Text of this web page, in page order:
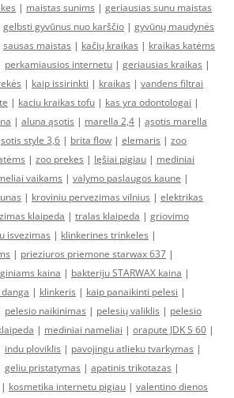
| maistas sunims | geriausias sunu maistas
gelbsti gyvūnus nuo karščio | gyvūnų maudynės
sausas maistas | kačių kraikas | kraikas katėms
perkamiausios internetu | geriausias kraikas |
| kaip issirinkti | kraikas | vandens filtrai
| kaciu kraikas tofu | kas yra odontologai |
| aluna ąsotis | marella 2,4 | ąsotis marella
style 3,6 | brita flow | elemaris | zoo
| zoo prekes | lęšiai pigiau | mediniai
vaikams | valymo paslaugos kaune |
| kroviniu pervezimas vilnius | elektrikas
klaipeda | tralas klaipeda | griovimo
isvezimas | klinkerines trinkeles |
| prieziuros priemone starwax 637 |
kaina | bakteriju STARWAX kaina |
| klinkeris | kaip panaikinti pelesi |
pelesio naikinimas | pelesių valiklis | pelesio
| mediniai nameliai | orapute JDK S 60 |
indu ploviklis | pavojingu atlieku tvarkymas |
geliu pristatymas | apatinis trikotazas |
| kosmetika internetu pigiau | valentino dienos